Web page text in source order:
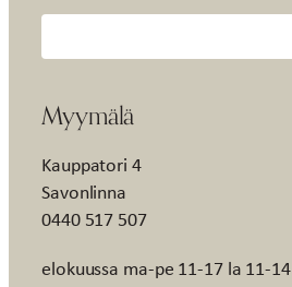
Myymälä
Kauppatori 4
Savonlinna
0440 517 507
elokuussa ma-pe 11-17 la 11-14